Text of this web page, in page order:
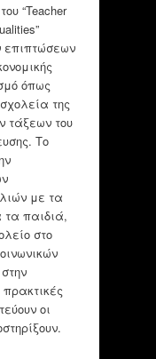
“Teacher
επιπτώσεων
όπως
της
τάξεων του
Το
με τα
τα παιδιά,
στο
οι